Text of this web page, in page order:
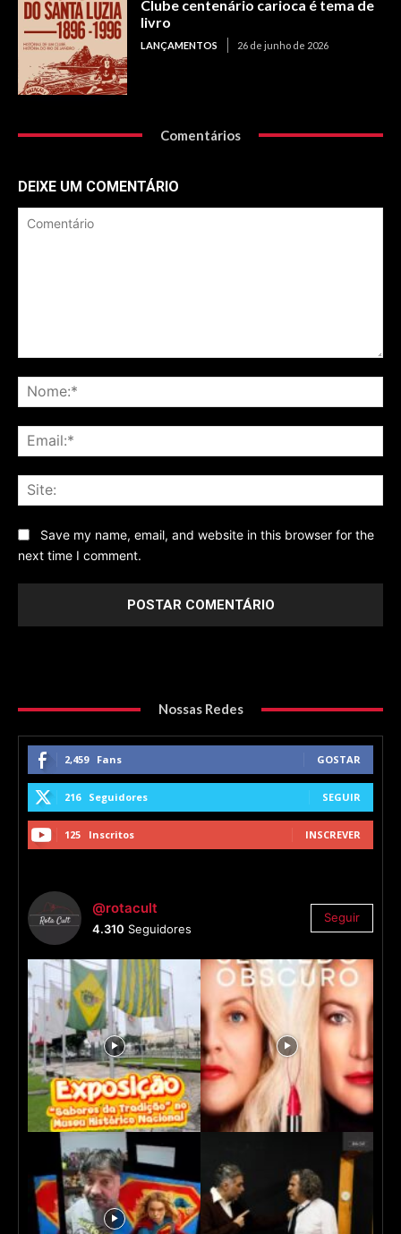
Clube centenário carioca é tema de
livro
LANÇAMENTOS 26 de junho de 2026
Comentários
DEIXE UM COMENTÁRIO
Save my name, email, and website in this browser for the
next time I comment.
Nossas Redes
2,459 Fans GOSTAR
216 Seguidores SEGUIR
125 Inscritos INSCREVER
@rotacult
4.310 Seguidores
Seguir